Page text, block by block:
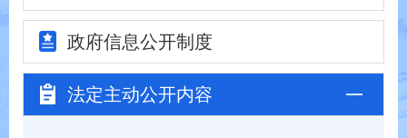
政府信息公开制度
法定主动公开内容